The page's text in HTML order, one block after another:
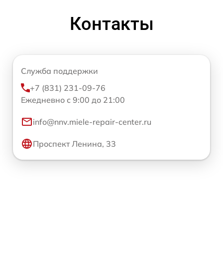
Контакты
Служба поддержки
+7 (831) 231-09-76
Ежедневно с 9:00 до 21:00
info@nnv.miele-repair-center.ru
Проспект Ленина, 33